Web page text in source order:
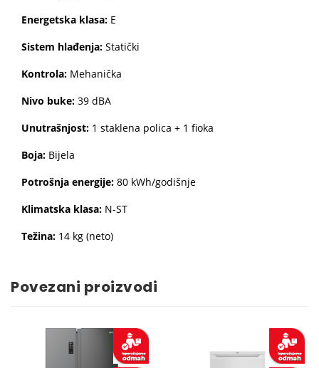
Energetska klasa: E
Sistem hlađenja: Statički
Kontrola: Mehanička
Nivo buke: 39 dBA
Unutrašnjost: 1 staklena polica + 1 fioka
Boja: Bijela
Potrošnja energije: 80 kWh/godišnje
Klimatska klasa: N-ST
Težina: 14 kg (neto)
Povezani proizvodi